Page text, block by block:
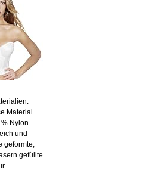
Material
Nylon.
und
geformte,
gefüllte